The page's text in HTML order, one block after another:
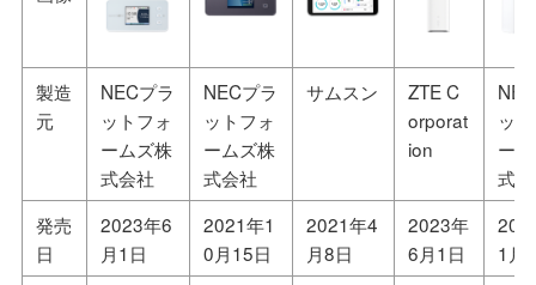
製造
元
NECプラ
ットフォ
ームズ株
式会社
NECプラ
ットフォ
ームズ株
式会社
サムスン
ZTE C
orporat
ion
ッ
ー
式
発売
日
2023年6
月1日
2021年1
0月15日
2021年4
月8日
2023年
6月1日
1月